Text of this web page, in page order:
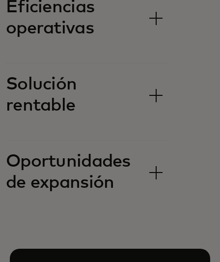
Eficiencias
operativas
Solución
rentable
Oportunidades
de expansión